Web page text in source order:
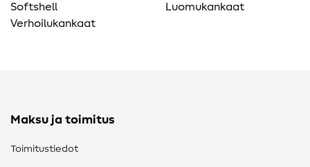
Softshell
Verhoilukankaat
Luomukankaat
Maksu ja toimitus
Toimitustiedot